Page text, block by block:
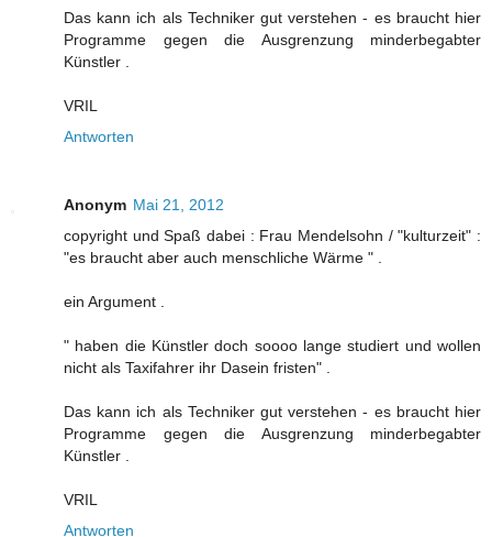
Das kann ich als Techniker gut verstehen - es braucht hier
Programme gegen die Ausgrenzung minderbegabter
Künstler .
VRIL
Antworten
Anonym Mai 21, 2012
copyright und Spaß dabei : Frau Mendelsohn / "kulturzeit" :
"es braucht aber auch menschliche Wärme " .
ein Argument .
" haben die Künstler doch soooo lange studiert und wollen
nicht als Taxifahrer ihr Dasein fristen" .
Das kann ich als Techniker gut verstehen - es braucht hier
Programme gegen die Ausgrenzung minderbegabter
Künstler .
VRIL
Antworten